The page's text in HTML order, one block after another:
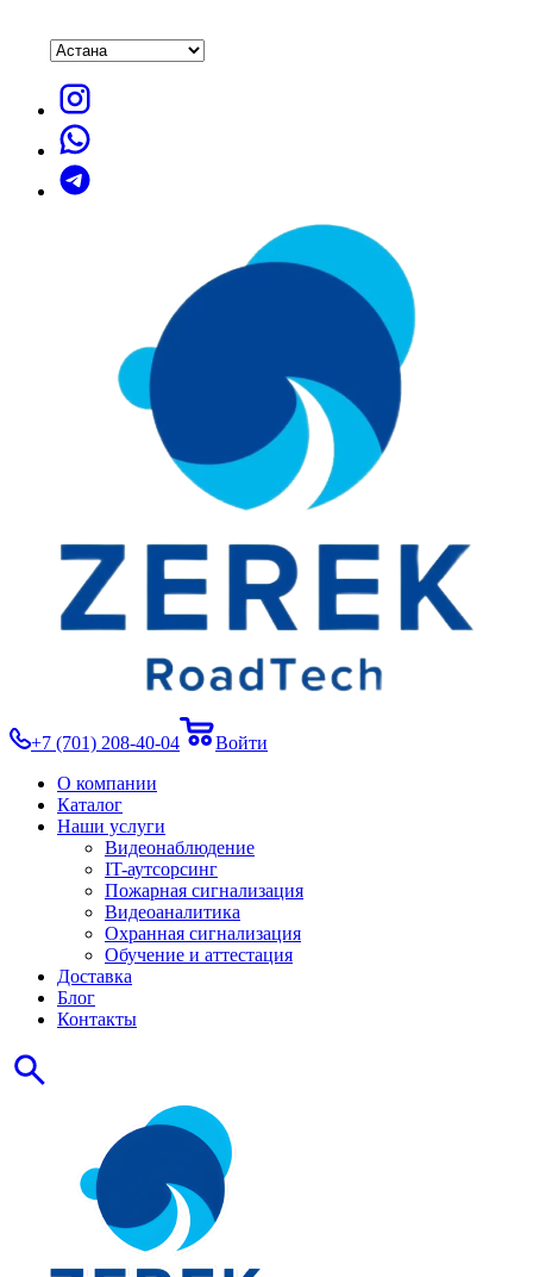
+7 (701) 208-40-04
Войти
О компании
Каталог
Наши услуги
Видеонаблюдение
IT-аутсорсинг
Пожарная сигнализация
Видеоаналитика
Охранная сигнализация
Обучение и аттестация
Доставка
Блог
Контакты